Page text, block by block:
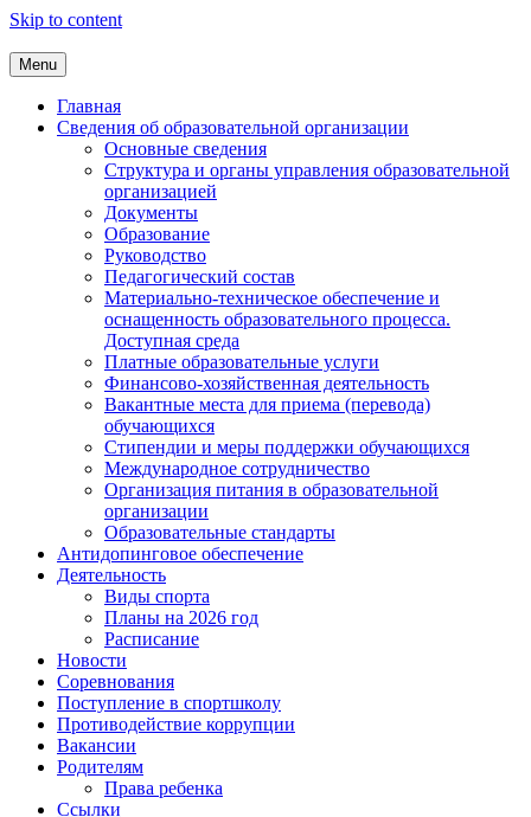
Skip to content
Menu
Главная
Сведения об образовательной организации
Основные сведения
Структура и органы управления образовательной
организацией
Документы
Образование
Руководство
Педагогический состав
Материально-техническое обеспечение и
оснащенность образовательного процесса.
Доступная среда
Платные образовательные услуги
Финансово-хозяйственная деятельность
Вакантные места для приема (перевода)
обучающихся
Стипендии и меры поддержки обучающихся
Международное сотрудничество
Организация питания в образовательной
организации
Образовательные стандарты
Антидопинговое обеспечение
Деятельность
Виды спорта
Планы на 2026 год
Расписание
Новости
Соревнования
Поступление в спортшколу
Противодействие коррупции
Вакансии
Родителям
Права ребенка
Ссылки